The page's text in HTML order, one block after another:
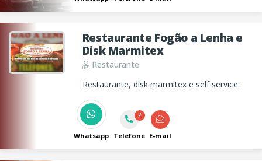
Restaurante Fogão a Lenha e
Disk Marmitex
Restaurante
Restaurante, disk marmitex e self service.
Whatsapp
2
Telefone E-mail